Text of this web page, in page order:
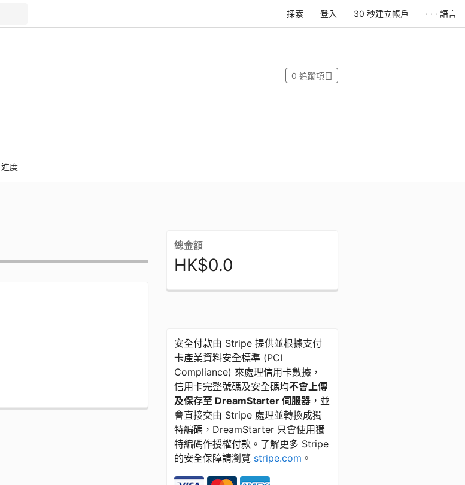
探索 登入 30 秒建立帳戶 · · · 語言
0 追蹤項目
進度
總金額
HK$0.0
安全付款由 Stripe 提供並根據支付
卡產業資料安全標準 ​(​PCI
Compliance) 來處理信用卡數據，
信用卡完整號碼及安全碼均不會上傳
及保存至 DreamStarter 伺服器 ，並
會直接交由 Stripe 處理並轉換成獨
特編碼，DreamStarter 只會使用獨
特編碼作授權付款。了解更多 Stripe
的安全保障請瀏覽 stripe.com 。